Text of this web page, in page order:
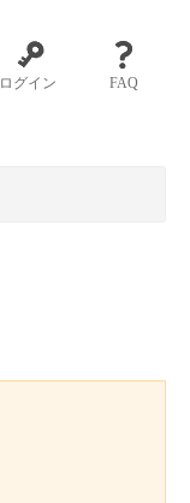
ログイン FAQ